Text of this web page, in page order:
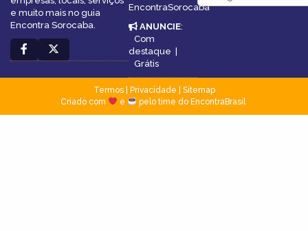
e muito mais no guia
Encontra Sorocaba.
EncontraSorocaba
ANUNCIE:
Com
destaque |
Grátis
Termos| Privacidade
Sitemap
Criado com
e pelo time do EncontraBrasil